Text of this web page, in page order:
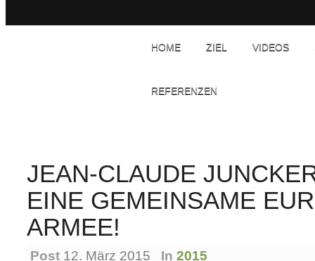
HOME ZIEL VIDEOS
REFERENZEN
JEAN-CLAUDE
EINE GEMEINSAME
ARMEE!
Post 12. März 2015 In 2015